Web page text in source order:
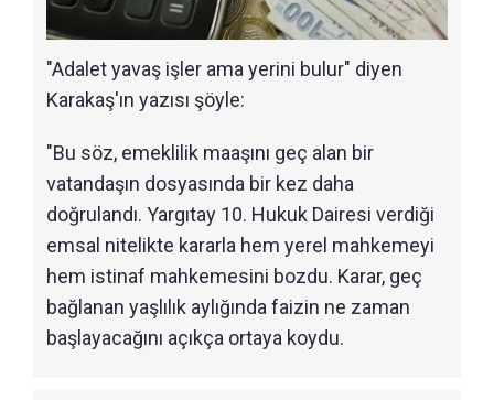
"Adalet yavaş işler ama yerini bulur" diyen
Karakaş'ın yazısı şöyle:
"Bu söz, emeklilik maaşını geç alan bir
vatandaşın dosyasında bir kez daha
doğrulandı. Yargıtay 10. Hukuk Dairesi verdiği
emsal nitelikte kararla hem yerel mahkemeyi
hem istinaf mahkemesini bozdu. Karar, geç
bağlanan yaşlılık aylığında faizin ne zaman
başlayacağını açıkça ortaya koydu.